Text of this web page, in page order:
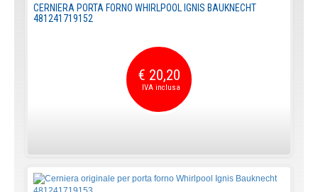
CERNIERA PORTA FORNO WHIRLPOOL IGNIS BAUKNECHT
481241719152
€ 20,20